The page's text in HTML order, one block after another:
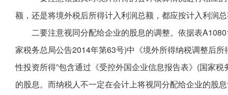
额，还是将境外税后所得计入利润总额，都应按计入利润
二要注意视同分配给企业的股息的调整。依据表
家税务总局公告2014年第63号)中《境外所得纳税调整后
性投资所得”包含通过《受控外国企业信息报告表》(国家
的股息。而纳税人不一定在会计上将视同分配给企业的股